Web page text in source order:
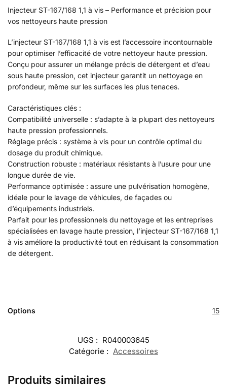
Injecteur ST-167/168 1,1 à vis – Performance et précision pour
vos nettoyeurs haute pression
L’injecteur ST-167/168 1,1 à vis est l’accessoire incontournable
pour optimiser l’efficacité de votre nettoyeur haute pression.
Conçu pour assurer un mélange précis de détergent et d’eau
sous haute pression, cet injecteur garantit un nettoyage en
profondeur, même sur les surfaces les plus tenaces.
Caractéristiques clés :
Compatibilité universelle : s’adapte à la plupart des nettoyeurs
haute pression professionnels.
Réglage précis : système à vis pour un contrôle optimal du
dosage du produit chimique.
Construction robuste : matériaux résistants à l’usure pour une
longue durée de vie.
Performance optimisée : assure une pulvérisation homogène,
idéale pour le lavage de véhicules, de façades ou
d’équipements industriels.
Parfait pour les professionnels du nettoyage et les entreprises
spécialisées en lavage haute pression, l’injecteur ST-167/168 1,1
à vis améliore la productivité tout en réduisant la consommation
de détergent.
Options 15
UGS : R040003645
Catégorie : Accessoires
Produits similaires